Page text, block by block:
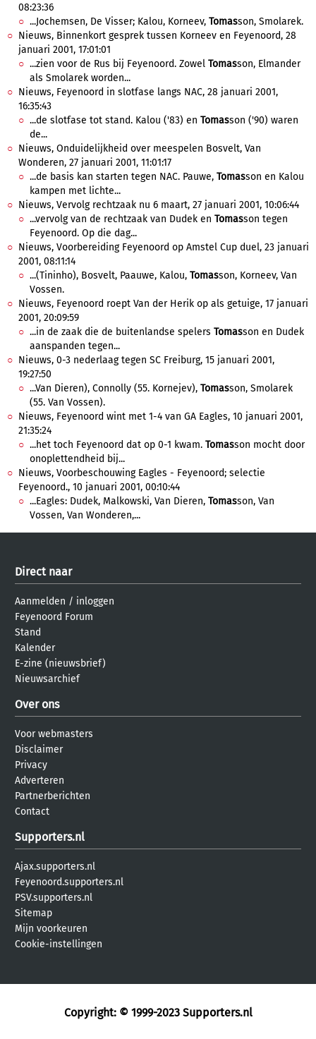
08:23:36
...Jochemsen, De Visser; Kalou, Korneev, Tomasson, Smolarek.
Nieuws, Binnenkort gesprek tussen Korneev en Feyenoord, 28
januari 2001, 17:01:01
...zien voor de Rus bij Feyenoord. Zowel Tomasson, Elmander
als Smolarek worden...
Nieuws, Feyenoord in slotfase langs NAC, 28 januari 2001,
16:35:43
...de slotfase tot stand. Kalou ('83) en Tomasson ('90) waren
de...
Nieuws, Onduidelijkheid over meespelen Bosvelt, Van
Wonderen, 27 januari 2001, 11:01:17
...de basis kan starten tegen NAC. Pauwe, Tomasson en Kalou
kampen met lichte...
Nieuws, Vervolg rechtzaak nu 6 maart, 27 januari 2001, 10:06:44
...vervolg van de rechtzaak van Dudek en Tomasson tegen
Feyenoord. Op die dag...
Nieuws, Voorbereiding Feyenoord op Amstel Cup duel, 23 januari
2001, 08:11:14
...(Tininho), Bosvelt, Paauwe, Kalou, Tomasson, Korneev, Van
Vossen.
Nieuws, Feyenoord roept Van der Herik op als getuige, 17 januari
2001, 20:09:59
...in de zaak die de buitenlandse spelers Tomasson en Dudek
aanspanden tegen...
Nieuws, 0-3 nederlaag tegen SC Freiburg, 15 januari 2001,
19:27:50
...Van Dieren), Connolly (55. Kornejev), Tomasson, Smolarek
(55. Van Vossen).
Nieuws, Feyenoord wint met 1-4 van GA Eagles, 10 januari 2001,
21:35:24
...het toch Feyenoord dat op 0-1 kwam. Tomasson mocht door
onoplettendheid bij...
Nieuws, Voorbeschouwing Eagles - Feyenoord; selectie
Feyenoord., 10 januari 2001, 00:10:44
...Eagles: Dudek, Malkowski, Van Dieren, Tomasson, Van
Vossen, Van Wonderen,...
Direct naar
Aanmelden / inloggen
Feyenoord Forum
Stand
Kalender
E-zine (nieuwsbrief)
Nieuwsarchief
Over ons
Voor webmasters
Disclaimer
Privacy
Adverteren
Partnerberichten
Contact
Supporters.nl
Ajax.supporters.nl
Feyenoord.supporters.nl
PSV.supporters.nl
Sitemap
Mijn voorkeuren
Cookie-instellingen
Copyright: © 1999-2023 Supporters.nl